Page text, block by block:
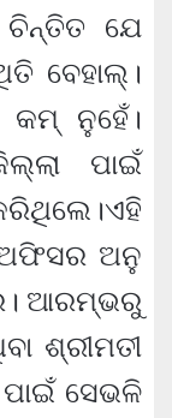
ଚିନ୍ତିତ ଯେ
ବେହାଲ୍।
କମ୍ ନୁହେଁ।
ପାଇଁ
ଅନୁ
ଆରମ୍ଭରୁ
ଶ୍ରୀମତୀ
ପାଇଁ ସେଭଳି